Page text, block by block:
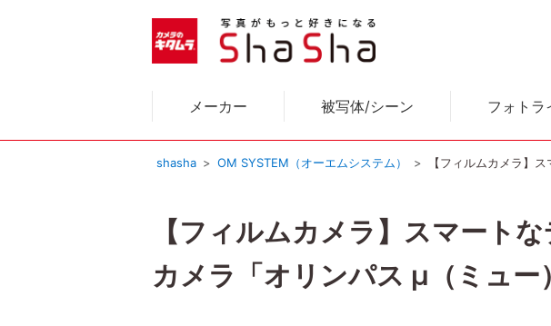
メーカー 被写体/シーン フォトラ
shasha OM SYSTEM（オーエムシステム） 【フィルムカメラ】
【フィルムカメラ】スマート
カメラ「オリンパス μ（ミュー